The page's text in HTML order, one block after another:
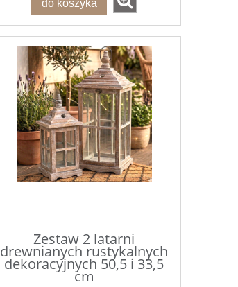
do koszyka
Zestaw 2 latarni
drewnianych rustykalnych
dekoracyjnych 50,5 i 33,5
cm